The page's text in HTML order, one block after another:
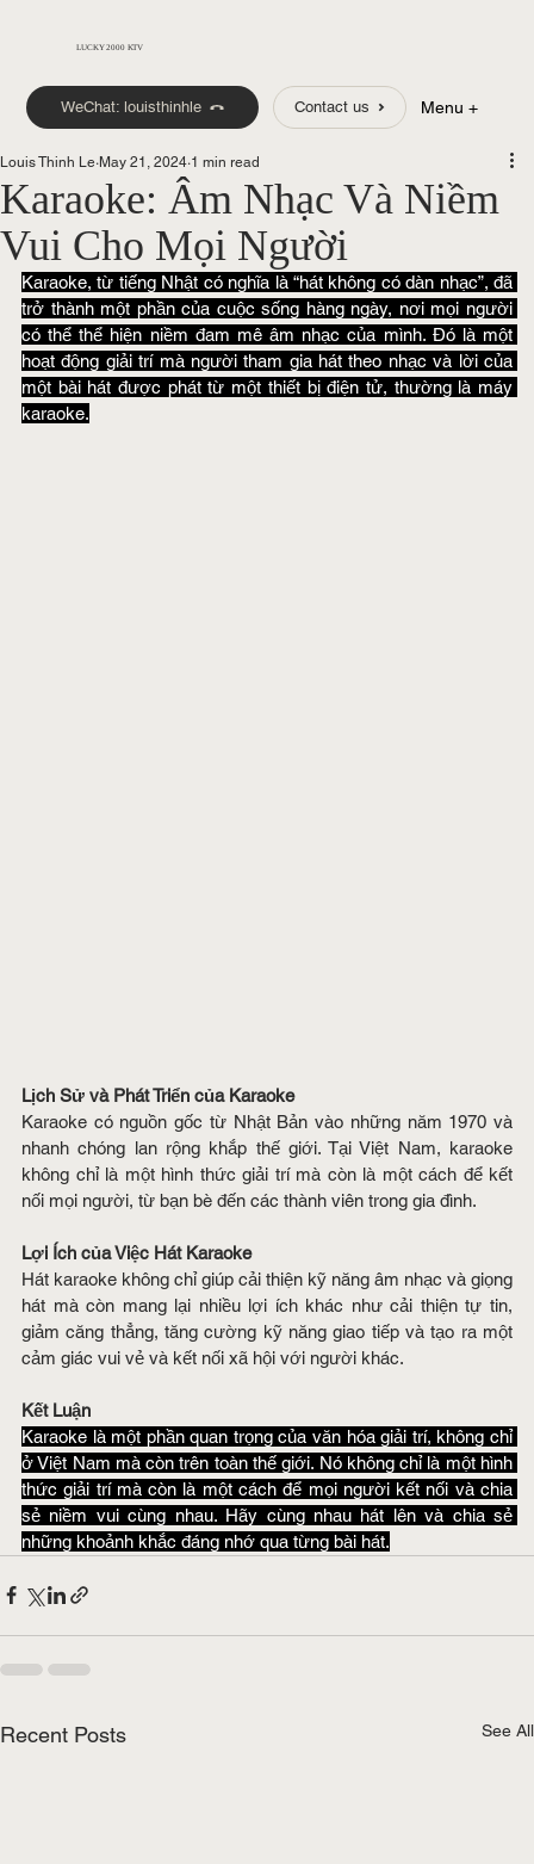
LUCKY 2000 KTV
WeChat: louisthinhle Contact us Menu +
Karaoke: Âm Nhạc Và Niềm
Vui Cho Mọi Người
Louis Thinh Le May 21, 2024 1 min read
Karaoke, từ tiếng Nhật có nghĩa là “hát không có dàn nhạc”, đã
trở thành một phần của cuộc sống hàng ngày, nơi mọi người
có thể thể hiện niềm đam mê âm nhạc của mình. Đó là một
hoạt động giải trí mà người tham gia hát theo nhạc và lời của
một bài hát được phát từ một thiết bị điện tử, thường là máy
karaoke.
Lịch Sử và Phát Triển của Karaoke
Karaoke có nguồn gốc từ Nhật Bản vào những năm 1970 và
nhanh chóng lan rộng khắp thế giới. Tại Việt Nam, karaoke
không chỉ là một hình thức giải trí mà còn là một cách để kết
nối mọi người, từ bạn bè đến các thành viên trong gia đình.
Lợi Ích của Việc Hát Karaoke
Hát karaoke không chỉ giúp cải thiện kỹ năng âm nhạc và giọng
hát mà còn mang lại nhiều lợi ích khác như cải thiện tự tin,
giảm căng thẳng, tăng cường kỹ năng giao tiếp và tạo ra một
cảm giác vui vẻ và kết nối xã hội với người khác.
Kết Luận
Karaoke là một phần quan trọng của văn hóa giải trí, không chỉ
ở Việt Nam mà còn trên toàn thế giới. Nó không chỉ là một hình
thức giải trí mà còn là một cách để mọi người kết nối và chia
sẻ niềm vui cùng nhau. Hãy cùng nhau hát lên và chia sẻ
những khoảnh khắc đáng nhớ qua từng bài hát.
Recent Posts See All